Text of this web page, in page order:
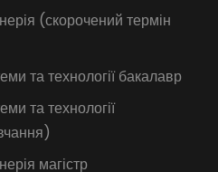
(скорочений термін
та технології бакалавр
та технології
магістр